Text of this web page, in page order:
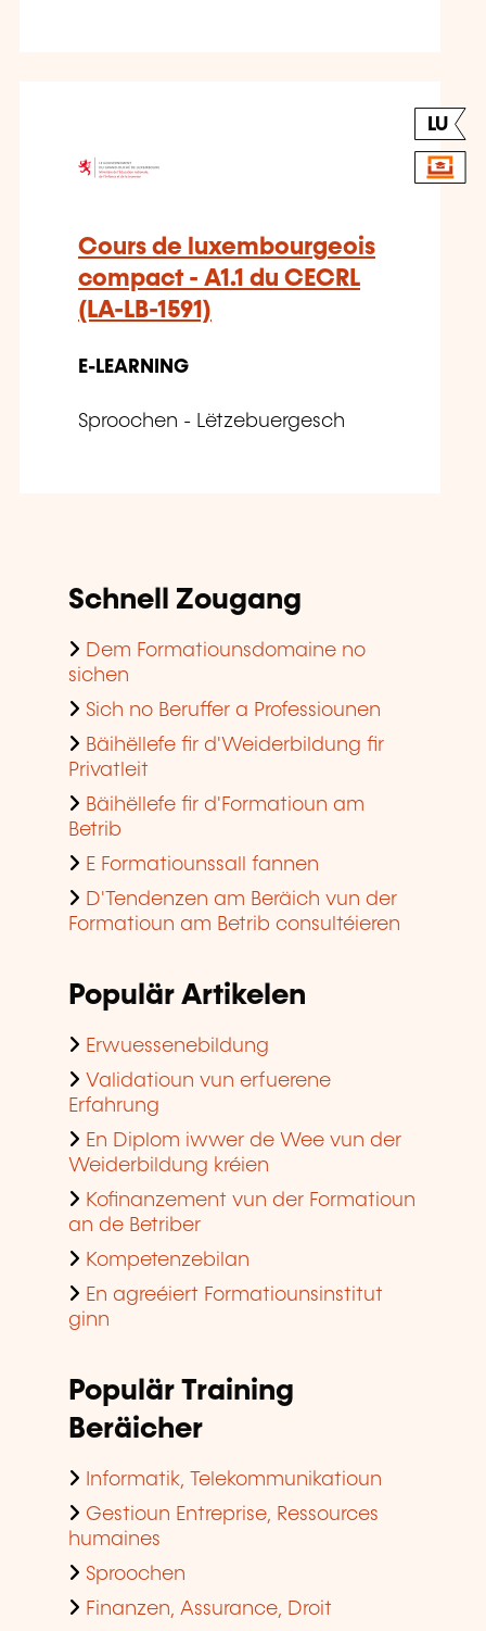
LU
Cours de luxembourgeois
compact - A1.1 du CECRL
(LA-LB-1591)
E-LEARNING
Sproochen - Lëtzebuergesch
Schnell Zougang
Dem Formatiounsdomaine no
sichen
Sich no Beruffer a Professiounen
Bäihëllefe fir d'Weiderbildung fir
Privatleit
Bäihëllefe fir d'Formatioun am
Betrib
E Formatiounssall fannen
D'Tendenzen am Beräich vun der
Formatioun am Betrib consultéieren
Populär Artikelen
Erwuessenebildung
Validatioun vun erfuerene
Erfahrung
En Diplom iwwer de Wee vun der
Weiderbildung kréien
Kofinanzement vun der Formatioun
an de Betriber
Kompetenzebilan
En agreéiert Formatiounsinstitut
ginn
Populär Training
Beräicher
Informatik, Telekommunikatioun
Gestioun Entreprise, Ressources
humaines
Sproochen
Finanzen, Assurance, Droit